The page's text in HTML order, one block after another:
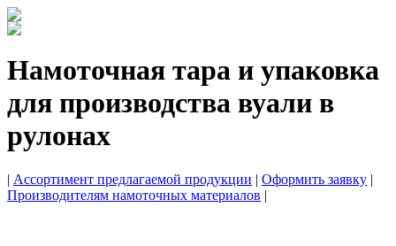
Намоточная тара и упаковка
для производства вуали в
рулонах
| Ассортимент предлагаемой продукции | Оформить заявку |
Производителям намоточных материалов |